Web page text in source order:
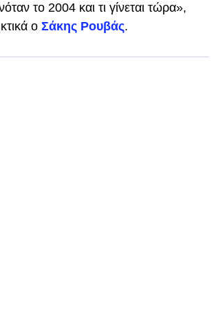
το 2004 και τι γίνεται τώρα»,
ο Σάκης Ρουβάς.